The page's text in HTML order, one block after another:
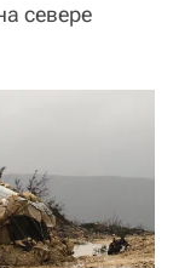
севере